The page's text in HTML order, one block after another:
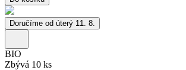
Doručíme od úterý 11. 8.
BIO
Zbývá 10 ks